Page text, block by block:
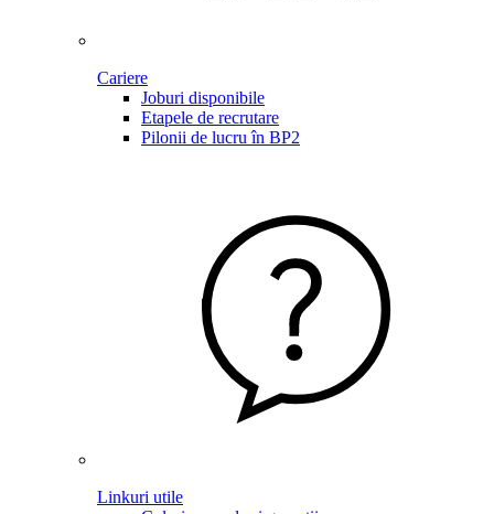
Cariere
Joburi disponibile
Etapele de recrutare
Pilonii de lucru în BP2
Linkuri utile